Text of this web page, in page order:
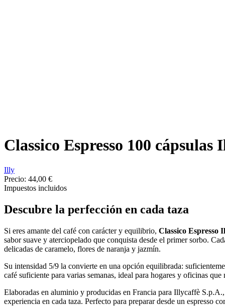
Classico Espresso 100 cápsulas
Illy
Precio: 44,00 €
Impuestos incluidos
Descubre la perfección en cada taza
Si eres amante del café con carácter y equilibrio, Classico Espresso
sabor suave y aterciopelado que conquista desde el primer sorbo.
delicadas de caramelo, flores de naranja y jazmín.
Su intensidad 5/9 la convierte en una opción equilibrada:
café suficiente para varias semanas, ideal para hogares y oficinas
Elaboradas en aluminio y producidas en Francia para Illycaffè
experiencia en cada taza. Perfecto para preparar desde un espresso